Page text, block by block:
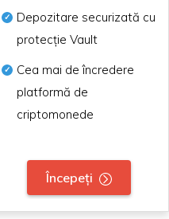
Depozitare securizată cu
protecție Vault
Cea mai de încredere
platformă de
criptomonede
Începeți